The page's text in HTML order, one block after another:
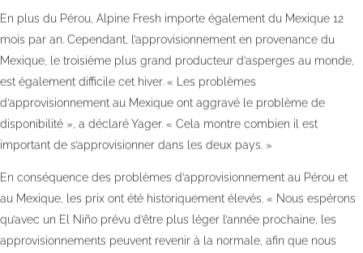
En plus du Pérou, Alpine Fresh importe également du Mexique 12
mois par an. Cependant, l’approvisionnement en provenance du
Mexique, le troisième plus grand producteur d’asperges au monde,
est également difficile cet hiver. « Les problèmes
d’approvisionnement au Mexique ont aggravé le problème de
disponibilité », a déclaré Yager. « Cela montre combien il est
important de s’approvisionner dans les deux pays. »
En conséquence des problèmes d’approvisionnement au Pérou et
au Mexique, les prix ont été historiquement élevés. « Nous espérons
qu’avec un El Niño prévu d’être plus léger l’année prochaine, les
approvisionnements peuvent revenir à la normale, afin que nous